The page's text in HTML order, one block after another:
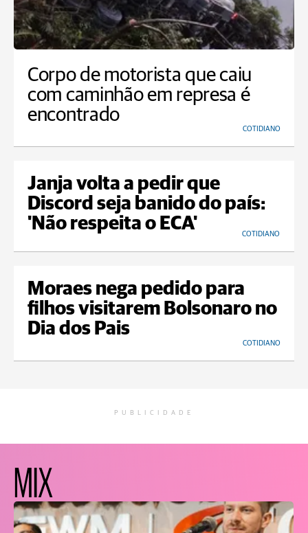
Corpo de motorista que caiu
com caminhão em represa é
encontrado
COTIDIANO
Janja volta a pedir que
Discord seja banido do país:
'Não respeita o ECA'
COTIDIANO
Moraes nega pedido para
filhos visitarem Bolsonaro no
Dia dos Pais
COTIDIANO
PUBLICIDADE
MIX